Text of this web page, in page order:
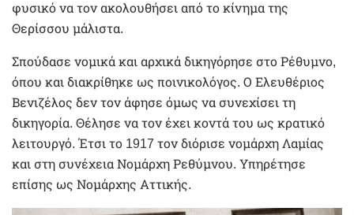
φυσικό να τον ακολουθήσει από το κίνημα της
Θερίσσου μάλιστα.
Σπούδασε νομικά και αρχικά δικηγόρησε στο Ρέθυμνο,
όπου και διακρίθηκε ως ποινικολόγος. Ο Ελευθέριος
Βενιζέλος δεν τον άφησε όμως να συνεχίσει τη
δικηγορία. Θέλησε να τον έχει κοντά του ως κρατικό
λειτουργό. Έτσι το 1917 τον διόρισε νομάρχη Λαμίας
και στη συνέχεια Νομάρχη Ρεθύμνου. Υπηρέτησε
επίσης ως Νομάρχης Αττικής.